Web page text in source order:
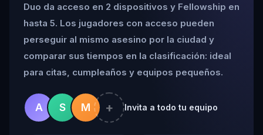
Duo da acceso en 2 dispositivos y Fellowship en
hasta 5. Los jugadores con acceso pueden
perseguir al mismo asesino por la ciudad y
comparar sus tiempos en la clasificación: ideal
para citas, cumpleaños y equipos pequeños.
A S M + Invita a todo tu equipo